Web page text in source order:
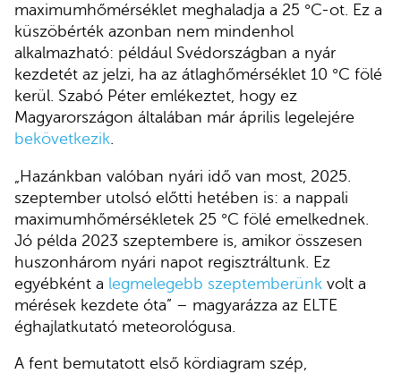
maximumhőmérséklet meghaladja a 25 °C-ot. Ez a
küszöbérték azonban nem mindenhol
alkalmazható: például Svédországban a nyár
kezdetét az jelzi, ha az átlaghőmérséklet 10 °C fölé
kerül. Szabó Péter emlékeztet, hogy ez
Magyarországon általában már április legelejére
bekövetkezik.
„Hazánkban valóban nyári idő van most, 2025.
szeptember utolsó előtti hetében is: a nappali
maximumhőmérsékletek 25 °C fölé emelkednek.
Jó példa 2023 szeptembere is, amikor összesen
huszonhárom nyári napot regisztráltunk. Ez
egyébként a legmelegebb szeptemberünk volt a
mérések kezdete óta” – magyarázza az ELTE
éghajlatkutató meteorológusa.
A fent bemutatott első kördiagram szép,